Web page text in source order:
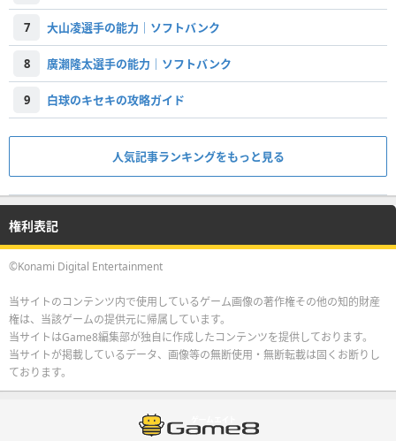
7 大山凌選手の能力｜ソフトバンク
8 廣瀨隆太選手の能力｜ソフトバンク
9 白球のキセキの攻略ガイド
人気記事ランキングをもっと見る
権利表記
©Konami Digital Entertainment
当サイトのコンテンツ内で使用しているゲーム画像の著作権その他の知的財産
権は、当該ゲームの提供元に帰属しています。
当サイトはGame8編集部が独自に作成したコンテンツを提供しております。
当サイトが掲載しているデータ、画像等の無断使用・無断転載は固くお断りし
ております。